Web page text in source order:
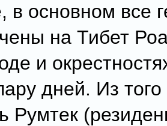
в основном все
на Тибет
и
дней. Из
Румтек